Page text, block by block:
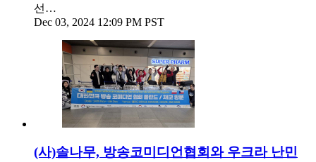
선…
Dec 03, 2024 12:09 PM PST
(사)솔나무, 방송코미디언협회와 우크라 난민